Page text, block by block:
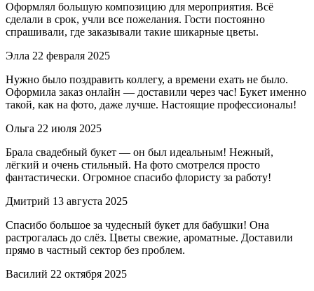
Оформлял большую композицию для мероприятия. Всё
сделали в срок, учли все пожелания. Гости постоянно
спрашивали, где заказывали такие шикарные цветы.
Элла 22 февраля 2025
Нужно было поздравить коллегу, а времени ехать не было.
Оформила заказ онлайн — доставили через час! Букет именно
такой, как на фото, даже лучше. Настоящие профессионалы!
Ольга 22 июля 2025
Брала свадебный букет — он был идеальным! Нежный,
лёгкий и очень стильный. На фото смотрелся просто
фантастически. Огромное спасибо флористу за работу!
Дмитрий 13 августа 2025
Спасибо большое за чудесный букет для бабушки! Она
растрогалась до слёз. Цветы свежие, ароматные. Доставили
прямо в частный сектор без проблем.
Василий 22 октября 2025